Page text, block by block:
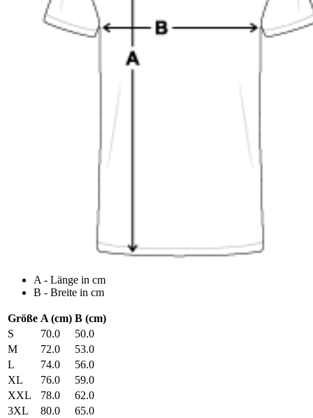
A - Länge in cm
B - Breite in cm
Größe A (cm) B (cm)
S
70.0
50.0
M
72.0
53.0
L
74.0
56.0
XL
76.0
59.0
XXL
78.0
62.0
3XL
80.0
65.0